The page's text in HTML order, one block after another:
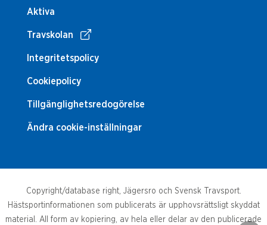
Aktiva
Travskolan
Integritetspolicy
Cookiepolicy
Tillgänglighetsredogörelse
Ändra cookie-inställningar
Copyright/database right, Jägersro och Svensk Travsport.
Hästsportinformationen som publicerats är upphovsrättsligt skyddat
material. All form av kopiering, av hela eller delar av den publicerade